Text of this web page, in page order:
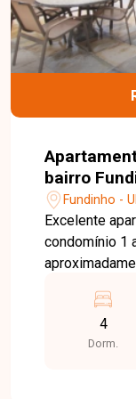
bairro
Fundinho -
Excelente
condomínio 1
sacada, hall
suítes, suíte
banheiro
4
Dorm.